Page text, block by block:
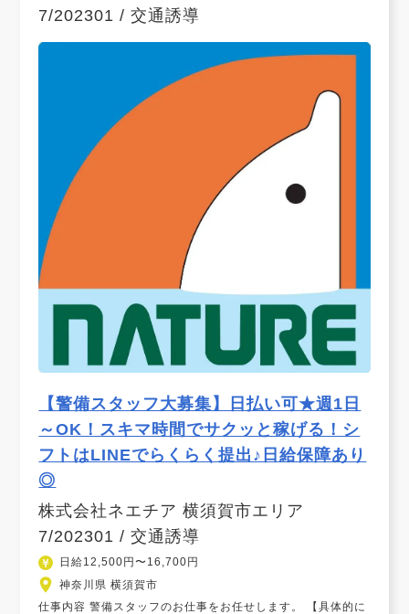
7/202301 / 交通誘導
【警備スタッフ大募集】日払い可★週1日
～OK！スキマ時間でサクッと稼げる！シ
フトはLINEでらくらく提出♪日給保障あり
◎
株式会社ネエチア 横須賀市エリア
7/202301 / 交通誘導
日給12,500円〜16,700円
神奈川県 横須賀市
仕事内容 警備スタッフのお仕事をお任せします。 【具体的に